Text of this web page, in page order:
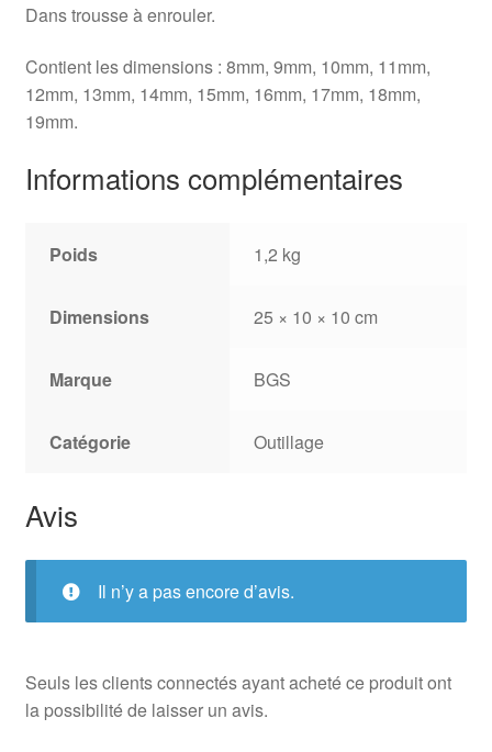
Dans trousse à enrouler.
Contient les dimensions : 8mm, 9mm, 10mm, 11mm,
12mm, 13mm, 14mm, 15mm, 16mm, 17mm, 18mm,
19mm.
Informations complémentaires
Poids 1,2 kg
Dimensions 25 × 10 × 10 cm
Marque BGS
Catégorie Outillage
Avis
Il n’y a pas encore d’avis.
Seuls les clients connectés ayant acheté ce produit ont
la possibilité de laisser un avis.